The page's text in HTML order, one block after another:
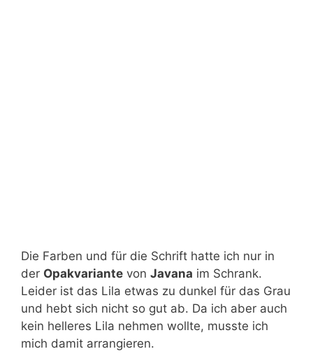
Die Farben und für die Schrift hatte ich nur in
der Opakvariante von Javana im Schrank.
Leider ist das Lila etwas zu dunkel für das Grau
und hebt sich nicht so gut ab. Da ich aber auch
kein helleres Lila nehmen wollte, musste ich
mich damit arrangieren.